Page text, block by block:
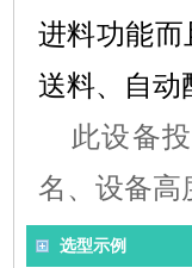
进料功能
送料、自动
此设备
名、设备高
选型示例